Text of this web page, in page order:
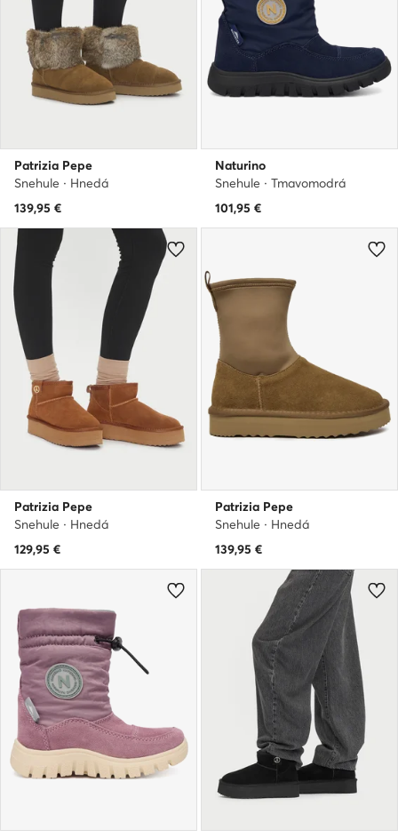
Patrizia Pepe
Snehule · Hnedá
139,95 €
Naturino
Snehule · Tmavomodrá
101,95 €
Patrizia Pepe
Snehule · Hnedá
129,95 €
Patrizia Pepe
Snehule · Hnedá
139,95 €